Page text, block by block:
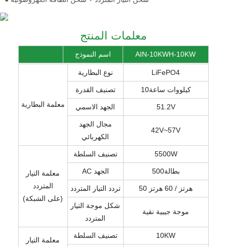
معلمات المنتج
اسم النموذج AIN-10KWH-10KW
معلمة البطارية
نوع البطارية LiFePO4
تصنيف القدرة كيلووات ساعة10
الجهد الاسمي 51.2V
مجال الجهد
الكهربائي
42V~57V
معلمة التيار
المتردد
(على الشبكة)
تصنيف السلطة 5500W
AC الجهد بطالة500
تردد التيار المتردد 50 هرتز / 60 هرتز
شكل موجة التيار
المتردد
موجة جيبية نقية
معلمة التيار
تصنيف السلطة 10KW